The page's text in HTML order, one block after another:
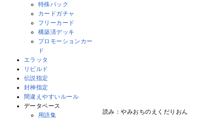
読み：やみおちのえくだりおん
特殊パック
カードガチャ
フリーカード
構築済デッキ
プロモーションカー
ド
エラッタ
リビルド
伝説指定
封神指定
間違えやすいルール
データベース
用語集